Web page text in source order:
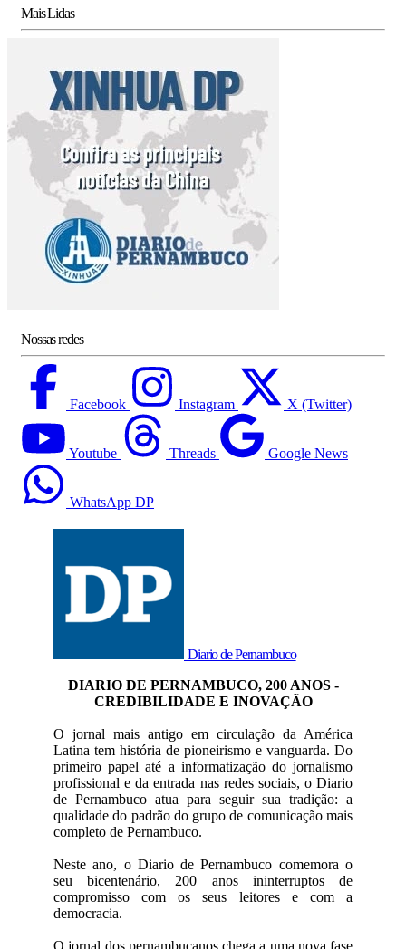
Mais Lidas
Nossas redes
Facebook Instagram X (Twitter)
Youtube Threads Google News
WhatsApp DP
Diario de Pernambuco
DIARIO DE PERNAMBUCO, 200 ANOS -
CREDIBILIDADE E INOVAÇÃO
O jornal mais antigo em circulação da América
Latina tem história de pioneirismo e vanguarda. Do
primeiro papel até a informatização do jornalismo
profissional e da entrada nas redes sociais, o Diario
de Pernambuco atua para seguir sua tradição: a
qualidade do padrão do grupo de comunicação mais
completo de Pernambuco.
Neste ano, o Diario de Pernambuco comemora o
seu bicentenário, 200 anos ininterruptos de
compromisso com os seus leitores e com a
democracia.
O jornal dos pernambucanos chega a uma nova fase